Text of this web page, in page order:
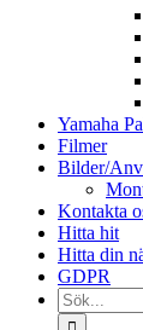
Yamaha
Filmer
Bilder/
Kontakta
Hitta hit
Hitta din
GDPR
Sök
efter: